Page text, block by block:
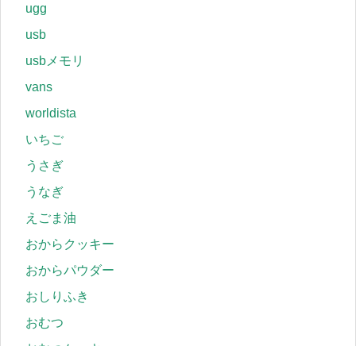
ugg
usb
usbメモリ
vans
worldista
いちご
うさぎ
うなぎ
えごま油
おからクッキー
おからパウダー
おしりふき
おむつ